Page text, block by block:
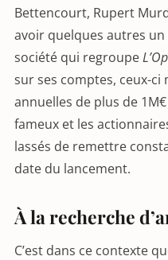
Bettencourt, Rupert
avoir quelques autres un
société qui regroupe
sur ses comptes, ceux-
annuelles de plus de
fameux et les
lassés de remettre
date du lancement.
À la recherche
C’est dans ce contexte